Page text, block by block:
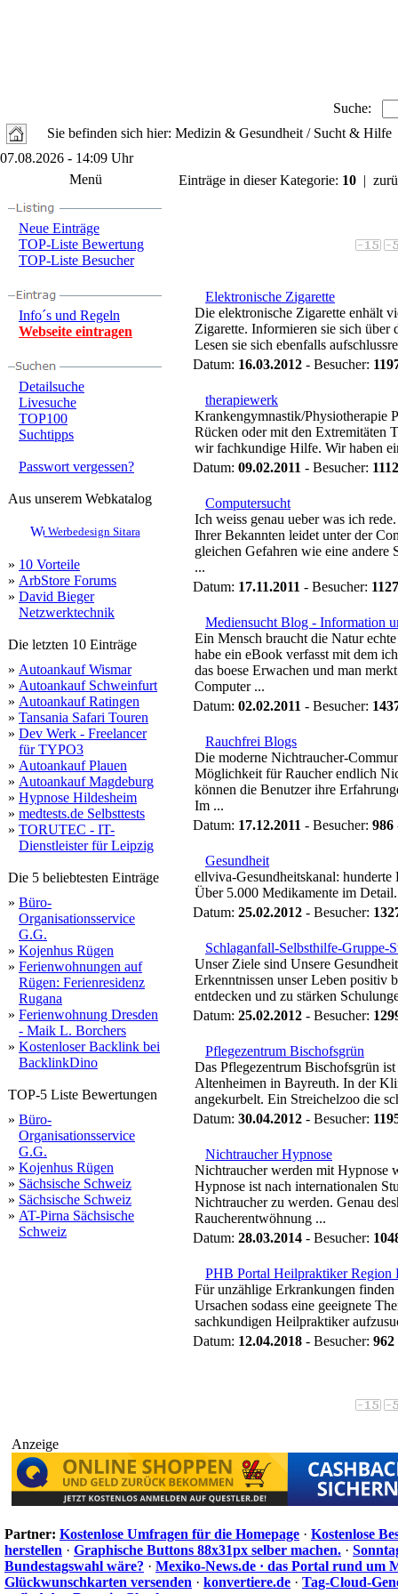
Suche:
Sie befinden sich hier: Medizin & Gesundheit / Sucht & Hilfe
07.08.2026 - 14:09 Uhr
Menü
Neue Einträge
TOP-Liste Bewertung
TOP-Liste Besucher
Info´s und Regeln
Webseite eintragen
Detailsuche
Livesuche
TOP100
Suchtipps
Passwort vergessen?
Aus unserem Webkatalog
Werbedesign Sitara
» 10 Vorteile
» ArbStore Forums
» David Bieger
Netzwerktechnik
Die letzten 10 Einträge
» Autoankauf Wismar
» Autoankauf Schweinfurt
» Autoankauf Ratingen
» Tansania Safari Touren
» Dev Werk - Freelancer
für TYPO3
» Autoankauf Plauen
» Autoankauf Magdeburg
» Hypnose Hildesheim
» medtests.de Selbsttests
» TORUTEC - IT-
Dienstleister für Leipzig
Die 5 beliebtesten Einträge
» Büro-
Organisationsservice
G.G.
» Kojenhus Rügen
» Ferienwohnungen auf
Rügen: Ferienresidenz
Rugana
» Ferienwohnung Dresden
- Maik L. Borchers
» Kostenloser Backlink bei
BacklinkDino
TOP-5 Liste Bewertungen
» Büro-
Organisationsservice
G.G.
» Kojenhus Rügen
» Sächsische Schweiz
» Sächsische Schweiz
» AT-Pirna Sächsische
Schweiz
Einträge in dieser Kategorie: 10 |
Elektronische Zigarette
Die elektronische Zigarette enhält
Zigarette. Informieren sie sich
Lesen sie sich ebenfalls
Datum: 16.03.2012 - Besucher:
therapiewerk
Krankengymnastik/Physiotherapie
Rücken oder mit den Extremitäten
wir fachkundige Hilfe. Wir haben
Datum: 09.02.2011 - Besucher: 1112
Computersucht
Ich weiss genau ueber was ich
Ihrer Bekannten leidet unter der
gleichen Gefahren wie eine andere
...
Datum: 17.11.2011 - Besucher: 1127
Mediensucht Blog - Information
Ein Mensch braucht die Natur
habe ein eBook verfasst mit dem
das boese Erwachen und man
Computer ...
Datum: 02.02.2011 - Besucher:
Rauchfrei Blogs
Die moderne Nichtraucher-
Möglichkeit für Raucher endlich
können die Benutzer ihre
Im ...
Datum: 17.12.2011 - Besucher: 986
Gesundheit
ellviva-Gesundheitskanal:
Über 5.000 Medikamente im
Datum: 25.02.2012 - Besucher:
Schlaganfall-Selbsthilfe-Gruppe-
Unser Ziele sind Unsere
Erkenntnissen unser Leben positiv
entdecken und zu stärken
Datum: 25.02.2012 - Besucher:
Pflegezentrum Bischofsgrün
Das Pflegezentrum Bischofsgrün
Altenheimen in Bayreuth. In der
angekurbelt. Ein Streichelzoo die
Datum: 30.04.2012 - Besucher:
Nichtraucher Hypnose
Nichtraucher werden mit Hypnose
Hypnose ist nach internationalen
Nichtraucher zu werden. Genau
Raucherentwöhnung ...
Datum: 28.03.2014 - Besucher:
PHB Portal Heilpraktiker Region
Für unzählige Erkrankungen
Ursachen sodass eine geeignete
sachkundigen Heilpraktiker
Datum: 12.04.2018 - Besucher: 962
Anzeige
Partner: Kostenlose Umfragen für die Homepage · Kostenlose
herstellen · Graphische Buttons 88x31px selber machen. ·
Bundestagswahl wäre? · Mexiko-News.de · das Portal rund um
Glückwunschkarten versenden · konvertiere.de · Tag-Cloud-